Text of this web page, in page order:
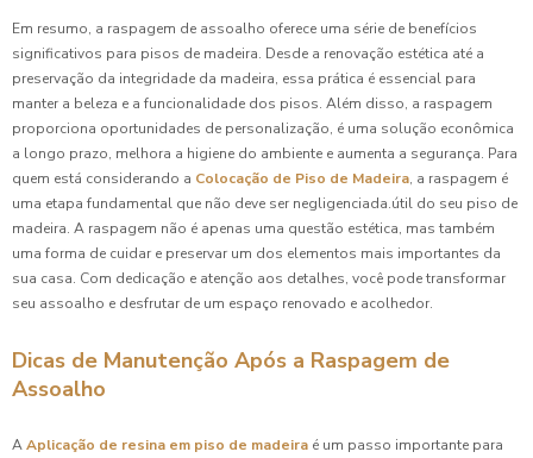
Em resumo, a raspagem de assoalho oferece uma série de benefícios
significativos para pisos de madeira. Desde a renovação estética até a
preservação da integridade da madeira, essa prática é essencial para
manter a beleza e a funcionalidade dos pisos. Além disso, a raspagem
proporciona oportunidades de personalização, é uma solução econômica
a longo prazo, melhora a higiene do ambiente e aumenta a segurança. Para
quem está considerando a Colocação de Piso de Madeira, a raspagem é
uma etapa fundamental que não deve ser negligenciada.útil do seu piso de
madeira. A raspagem não é apenas uma questão estética, mas também
uma forma de cuidar e preservar um dos elementos mais importantes da
sua casa. Com dedicação e atenção aos detalhes, você pode transformar
seu assoalho e desfrutar de um espaço renovado e acolhedor.
Dicas de Manutenção Após a Raspagem de
Assoalho
AAplicação de resina em piso de madeira é um passo importante para